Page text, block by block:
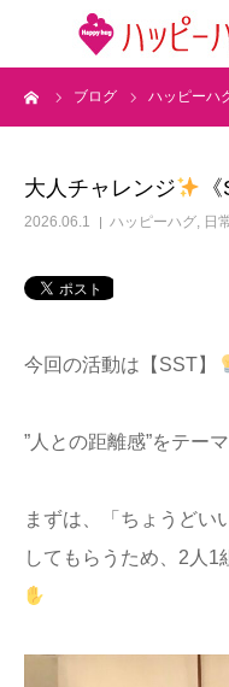
ブログ ハッピーハ
大人チャレンジ
2026.06.1 ハッピーハグ, 日
今回の活動は【SST】
”人との距離感”をテー
まずは、「ちょうどい
してもらうため、2人1
2つの特徴
求人情報
運営会社